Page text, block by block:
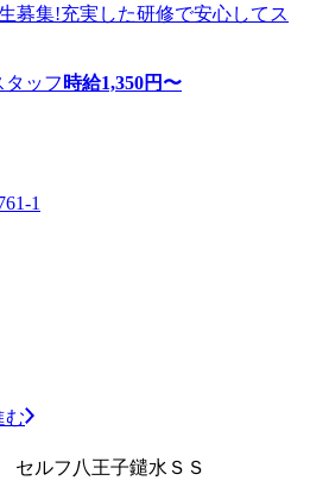
募集!充実した研修で安心してス
タッフ 時給1,350円〜
1
む
ルフ八王子鑓水ＳＳ